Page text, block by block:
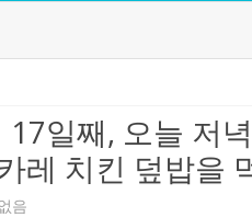
일째, 오늘 저
레 치킨 덮밥을
음